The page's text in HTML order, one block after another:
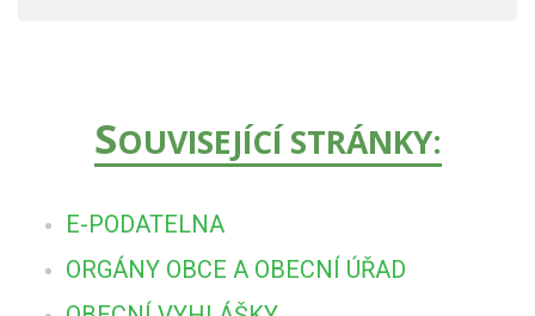
SOUVISEJÍCÍ STRÁNKY:
E-PODATELNA
ORGÁNY OBCE A OBECNÍ ÚŘAD